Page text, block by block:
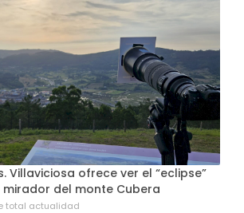
Villaviciosa ofrece ver el “eclipse”
mirador del monte Cubera
total actualidad